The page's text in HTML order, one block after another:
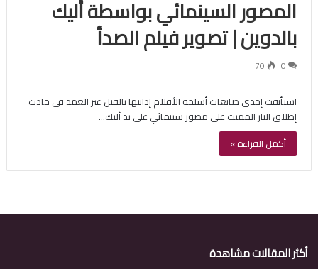
المصور السينمائي بواسطة أليك
بالدوين | تصوير فيلم الصدأ
0
70
استأنفت إحدى صانعات أسلحة الأفلام إدانتها بالقتل غير العمد في حادث
إطلاق النار المميت على مصور سينمائي على يد أليك…
أكمل القراءة »
أكثر المقالات مشاهدة